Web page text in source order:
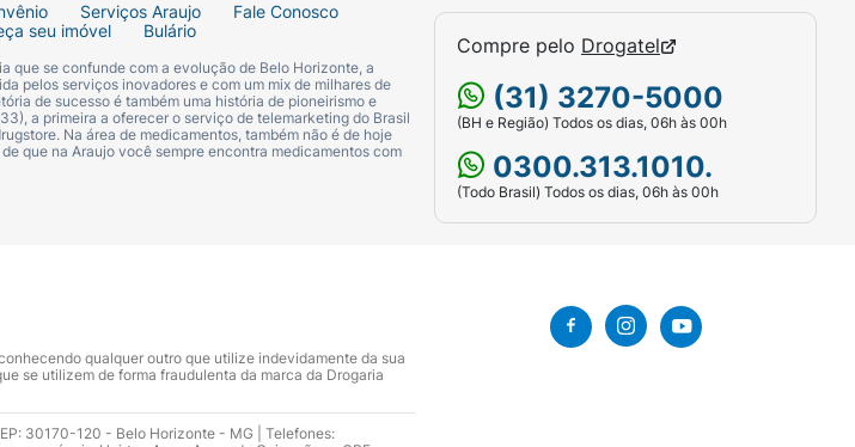
Serviços Araujo
Fale Conosco
seu imóvel Bulário
que se confunde com a evolução de Belo Horizonte, a
pelos serviços inovadores e com um mix de milhares de
de sucesso é também uma história de pioneirismo e
a primeira a oferecer o serviço de telemarketing do Brasil
Na área de medicamentos, também não é de hoje
que na Araujo você sempre encontra medicamentos com
Compre pelo Drogatel
(31) 3270-5000
(BH e Região) Todos os dias, 06h às 00h
0300.313.1010.
(Todo Brasil) Todos os dias, 06h às 00h
qualquer outro que utilize indevidamente da sua
se utilizem de forma fraudulenta da marca da Drogaria
30170-120 - Belo Horizonte - MG | Telefones: